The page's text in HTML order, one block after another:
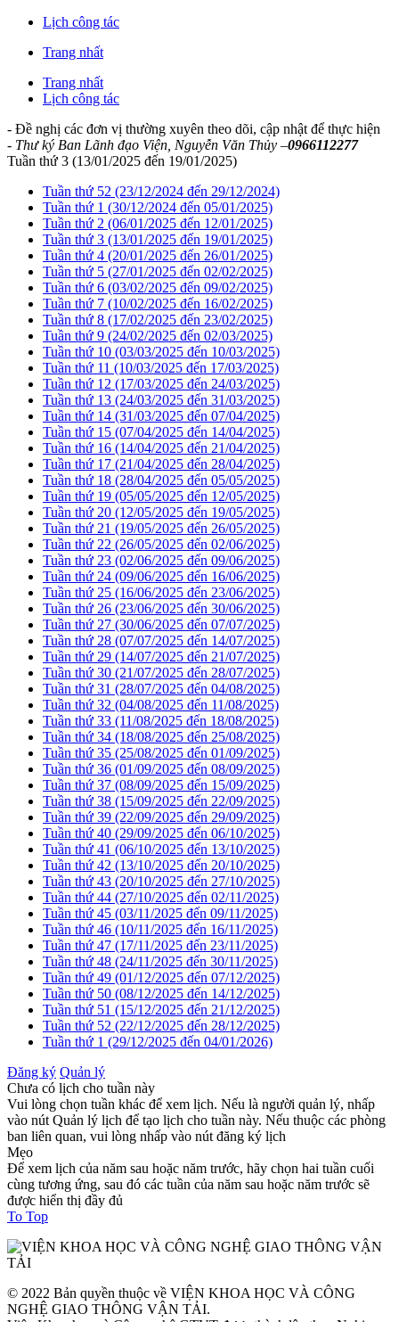
Lịch công tác
Trang nhất
Trang nhất
Lịch công tác
- Đề nghị các đơn vị thường xuyên theo dõi, cập nhật để thực hiện
- Thư ký Ban Lãnh đạo Viện, Nguyễn Văn Thủy –0966112277
Tuần thứ 3 (13/01/2025 đến 19/01/2025)
Tuần thứ 52 (23/12/2024 đến 29/12/2024)
Tuần thứ 1 (30/12/2024 đến 05/01/2025)
Tuần thứ 2 (06/01/2025 đến 12/01/2025)
Tuần thứ 3 (13/01/2025 đến 19/01/2025)
Tuần thứ 4 (20/01/2025 đến 26/01/2025)
Tuần thứ 5 (27/01/2025 đến 02/02/2025)
Tuần thứ 6 (03/02/2025 đến 09/02/2025)
Tuần thứ 7 (10/02/2025 đến 16/02/2025)
Tuần thứ 8 (17/02/2025 đến 23/02/2025)
Tuần thứ 9 (24/02/2025 đến 02/03/2025)
Tuần thứ 10 (03/03/2025 đến 10/03/2025)
Tuần thứ 11 (10/03/2025 đến 17/03/2025)
Tuần thứ 12 (17/03/2025 đến 24/03/2025)
Tuần thứ 13 (24/03/2025 đến 31/03/2025)
Tuần thứ 14 (31/03/2025 đến 07/04/2025)
Tuần thứ 15 (07/04/2025 đến 14/04/2025)
Tuần thứ 16 (14/04/2025 đến 21/04/2025)
Tuần thứ 17 (21/04/2025 đến 28/04/2025)
Tuần thứ 18 (28/04/2025 đến 05/05/2025)
Tuần thứ 19 (05/05/2025 đến 12/05/2025)
Tuần thứ 20 (12/05/2025 đến 19/05/2025)
Tuần thứ 21 (19/05/2025 đến 26/05/2025)
Tuần thứ 22 (26/05/2025 đến 02/06/2025)
Tuần thứ 23 (02/06/2025 đến 09/06/2025)
Tuần thứ 24 (09/06/2025 đến 16/06/2025)
Tuần thứ 25 (16/06/2025 đến 23/06/2025)
Tuần thứ 26 (23/06/2025 đến 30/06/2025)
Tuần thứ 27 (30/06/2025 đến 07/07/2025)
Tuần thứ 28 (07/07/2025 đến 14/07/2025)
Tuần thứ 29 (14/07/2025 đến 21/07/2025)
Tuần thứ 30 (21/07/2025 đến 28/07/2025)
Tuần thứ 31 (28/07/2025 đến 04/08/2025)
Tuần thứ 32 (04/08/2025 đến 11/08/2025)
Tuần thứ 33 (11/08/2025 đến 18/08/2025)
Tuần thứ 34 (18/08/2025 đến 25/08/2025)
Tuần thứ 35 (25/08/2025 đến 01/09/2025)
Tuần thứ 36 (01/09/2025 đến 08/09/2025)
Tuần thứ 37 (08/09/2025 đến 15/09/2025)
Tuần thứ 38 (15/09/2025 đến 22/09/2025)
Tuần thứ 39 (22/09/2025 đến 29/09/2025)
Tuần thứ 40 (29/09/2025 đến 06/10/2025)
Tuần thứ 41 (06/10/2025 đến 13/10/2025)
Tuần thứ 42 (13/10/2025 đến 20/10/2025)
Tuần thứ 43 (20/10/2025 đến 27/10/2025)
Tuần thứ 44 (27/10/2025 đến 02/11/2025)
Tuần thứ 45 (03/11/2025 đến 09/11/2025)
Tuần thứ 46 (10/11/2025 đến 16/11/2025)
Tuần thứ 47 (17/11/2025 đến 23/11/2025)
Tuần thứ 48 (24/11/2025 đến 30/11/2025)
Tuần thứ 49 (01/12/2025 đến 07/12/2025)
Tuần thứ 50 (08/12/2025 đến 14/12/2025)
Tuần thứ 51 (15/12/2025 đến 21/12/2025)
Tuần thứ 52 (22/12/2025 đến 28/12/2025)
Tuần thứ 1 (29/12/2025 đến 04/01/2026)
Đăng ký Quản lý
Chưa có lịch cho tuần này
Vui lòng chọn tuần khác để xem lịch. Nếu là người quản lý, nhấp
vào nút Quản lý lịch để tạo lịch cho tuần này. Nếu thuộc các phòng
ban liên quan, vui lòng nhấp vào nút đăng ký lịch
Mẹo
Để xem lịch của năm sau hoặc năm trước, hãy chọn hai tuần cuối
cùng tương ứng, sau đó các tuần của năm sau hoặc năm trước sẽ
được hiển thị đầy đủ
To Top
© 2022 Bản quyền thuộc về VIỆN KHOA HỌC VÀ CÔNG
NGHỆ GIAO THÔNG VẬN TẢI.